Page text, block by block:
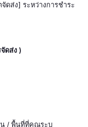
ส่ง] ระหว่างการชำระ
ดส่ง )
น / พื้นที่ที่คุณระบุ